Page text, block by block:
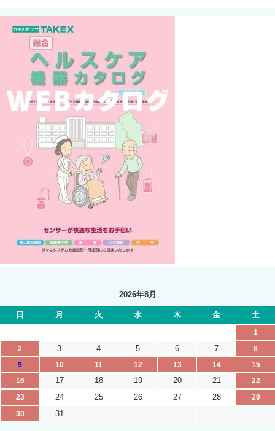
2026年8月
日 月 火 水 木 金 土
1
2
3 4 5 6 7
8
9
10 11 12 13 14
15
16
17 18 19 20 21
22
23
24 25 26 27 28
29
30
31